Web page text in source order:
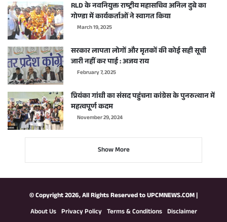
RLD के नवनियुक्त राष्ट्रीय महासचिव अनिल दुबे का
गोण्डा में कार्यकर्ताओं ने स्वागत किया
March 19, 2025
सरकार लापता लोगों और मृतकों की कोई सही सूची
जारी नहीं कर पाई : अजय राय
February 7, 2025
प्रियंका गांधी का संसद पहुंचना कांग्रेस के पुनरुत्थान में
महत्वपूर्ण कदम
November 29, 2024
Show More
© Copyright 2026, All Rights Reserved toUPCMNEWS.COM|
About Us Privacy Policy Terms & Conditions Disclaimer